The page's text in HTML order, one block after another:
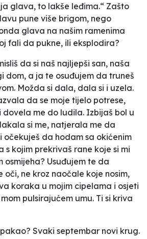
glava, to lakše leđima.“ Zašto
pune više brigom, nego
glava na našim ramenima
fali da pukne, ili eksplodira?
da si naš najljepši san, naša
dom, a ja te osuđujem da truneš
Možda si dala, dala si i uzela.
da se moje tijelo potrese,
dovela me do ludila. Izbijaš bol u
si me, natjerala me da
očekuješ da hodam sa okićenim
s kojim prekrivaš rane koje si mi
osmijeha? Usuđujem te da
oči, ne kroz naočale koje nosim,
koraka u mojim cipelama i osjeti
pulsirajućem umu. Ti si kriva
Svaki septembar novi krug.